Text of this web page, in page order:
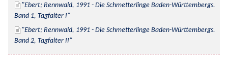
Ebert; Rennwald, 1991 - Die Schmetterlinge Baden-Württembergs.
Band 1, Tagfalter I
Ebert; Rennwald, 1991 - Die Schmetterlinge Baden-Württembergs.
Band 2, Tagfalter II